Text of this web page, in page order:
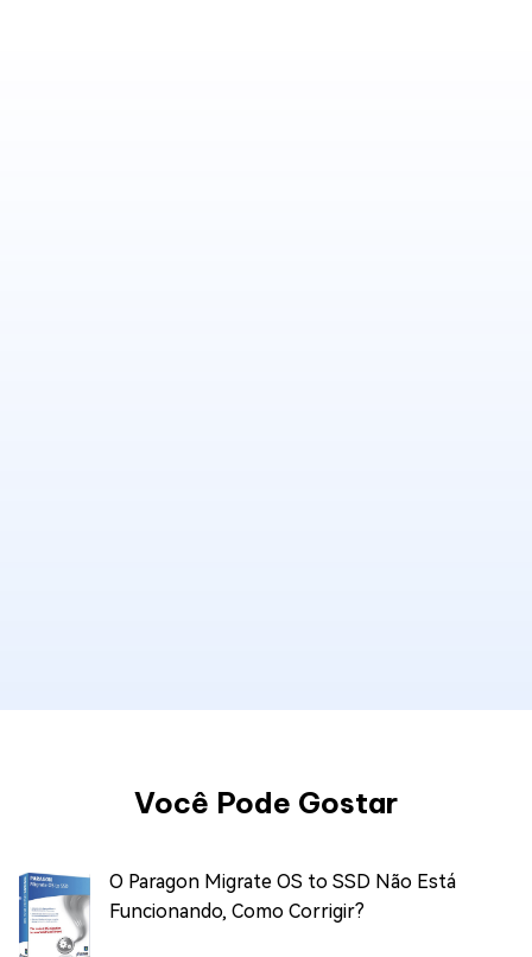
Você Pode Gostar
O Paragon Migrate OS to SSD Não Está
Funcionando, Como Corrigir?